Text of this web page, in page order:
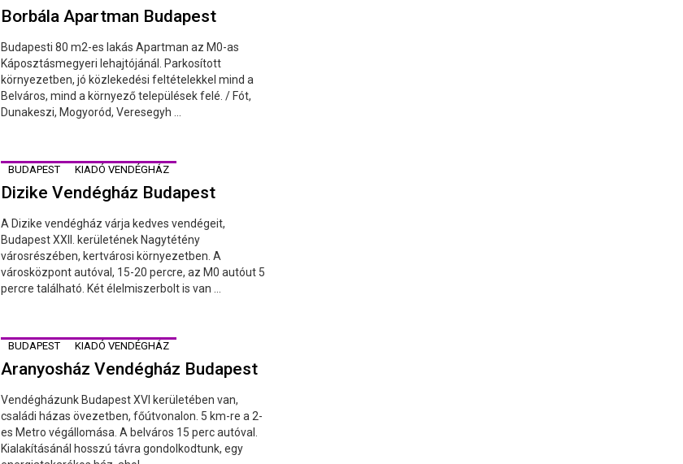
Borbála Apartman Budapest
Budapesti 80 m2-es lakás Apartman az M0-as
Káposztásmegyeri lehajtójánál. Parkosított
környezetben, jó közlekedési feltételekkel mind a
Belváros, mind a környező települések felé. / Fót,
Dunakeszi, Mogyoród, Veresegyh ...
BUDAPEST KIADÓ VENDÉGHÁZ
Dizike Vendégház Budapest
A Dizike vendégház várja kedves vendégeit,
Budapest XXII. kerületének Nagytétény
városrészében, kertvárosi környezetben. A
városközpont autóval, 15-20 percre, az M0 autóut 5
percre található. Két élelmiszerbolt is van ...
BUDAPEST KIADÓ VENDÉGHÁZ
Aranyosház Vendégház Budapest
Vendégházunk Budapest XVI kerületében van,
családi házas övezetben, főútvonalon. 5 km-re a 2-
es Metro végállomása. A belváros 15 perc autóval.
Kialakításánál hosszú távra gondolkodtunk, egy